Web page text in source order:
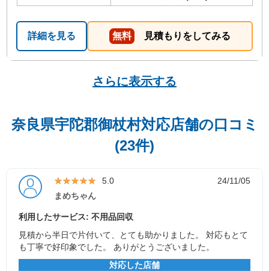
詳細を見る 無料 見積もりをしてみる
さらに表示する
奈良県宇陀郡御杖村対応店舗の口コミ
(23件)
★★★★★
★★★★★ 5.0
24/11/05
まめちゃん
利用したサービス: 不用品回収
見積から半日で片付いて、とても助かりました。 対応もとて
も丁寧で好印象でした。 ありがとうございました。
対応した店舗